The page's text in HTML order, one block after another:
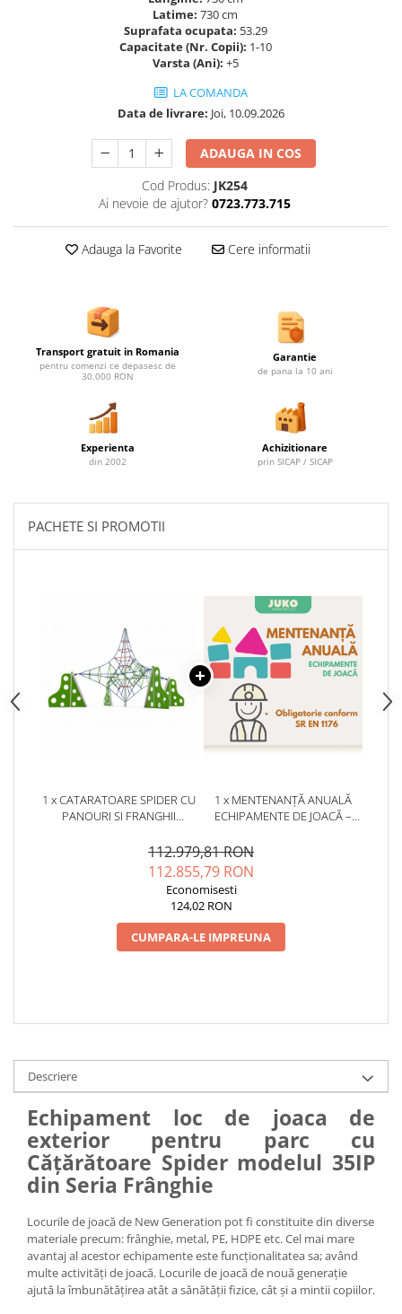
Stalpi / bolarzi de delimitare
Cismea stradala / gradina
Magazie pubele / tomberoane
Mobilier urban DIZABILITATI
Latime: 730 cm
Suprafata ocupata: 53.29
Capacitate (Nr. Copii): 1-10
Varsta (Ani): +5
LA COMANDA
Data de livrare: Joi, 10.09.2026
ADAUGA IN COS
Cod Produs: JK254
Ai nevoie de ajutor? 0723.773.715
Adauga la Favorite Cere informatii
Transport gratuit in Romania
pentru comenzi ce depasesc de
30.000 RON
Garantie
de pana la 10 ani
Experienta
din 2002
Achizitionare
prin SICAP / SICAP
PACHETE SI PROMOTII
1 x CATARATOARE SPIDER CU
PANOURI SI FRANGHII
1 x MENTENANȚĂ ANUALĂ
ECHIPAMENTE DE JOACĂ –
CONFORM SR EN 1176
112.979,81 RON
112.855,79 RON
Economisesti
124,02 RON
CUMPARA-LE IMPREUNA
Descriere
Echipament loc de joaca de
exterior pentru parc cu
Cățărătoare Spider modelul 35IP
din Seria Frânghie
Locurile de joacă de New Generation pot fi constituite din diverse
materiale precum: frânghie, metal, PE, HDPE etc. Cel mai mare
avantaj al acestor echipamente este funcționalitatea sa; având
multe activități de joacă. Locurile de joacă de nouă generație
ajută la îmbunătățirea atât a sănătății fizice, cât și a mintii copiilor.